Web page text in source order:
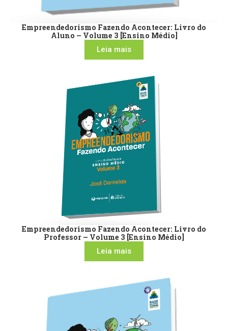
Empreendedorismo Fazendo Acontecer: Livro do
Aluno – Volume 3 [Ensino Médio]
Leia mais
Empreendedorismo Fazendo Acontecer: Livro do
Professor – Volume 3 [Ensino Médio]
Leia mais